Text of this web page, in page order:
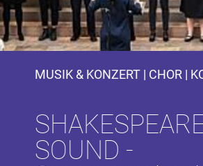
MUSIK & KONZERT | CHOR |
SOUND -